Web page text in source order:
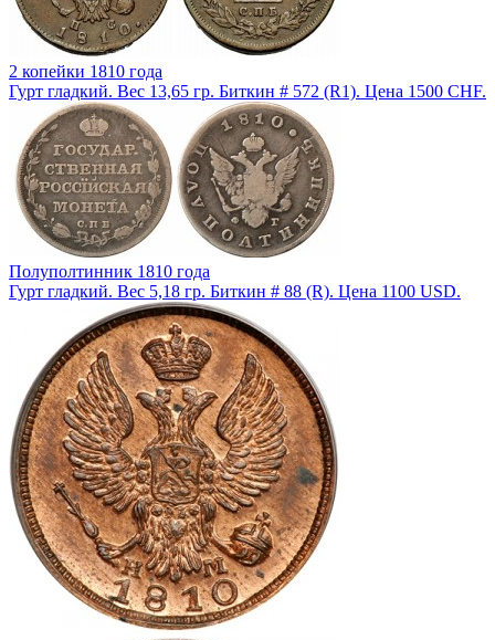
2 копейки 1810 года
Гурт гладкий. Вес 13,65 гр. Биткин # 572 (R1). Цена 1500 CHF.
Полуполтинник 1810 года
Гурт гладкий. Вес 5,18 гр. Биткин # 88 (R). Цена 1100 USD.